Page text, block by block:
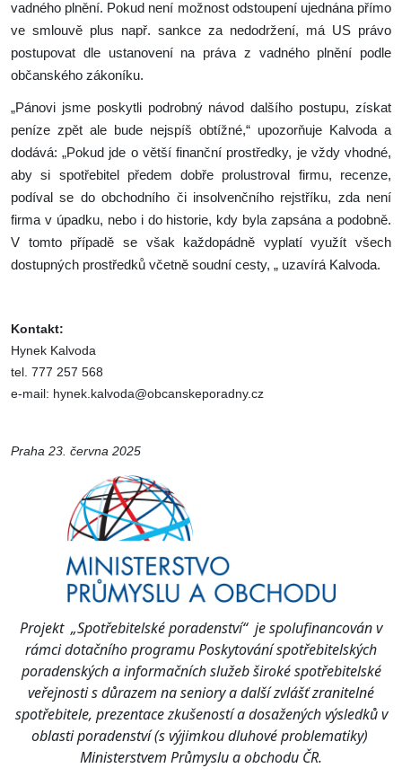
vadného plnění. Pokud není možnost odstoupení ujednána přímo
ve smlouvě plus např. sankce za nedodržení, má US právo
postupovat dle ustanovení na práva z vadného plnění podle
občanského zákoníku.
„Pánovi jsme poskytli podrobný návod dalšího postupu, získat
peníze zpět ale bude nejspíš obtížné,“ upozorňuje Kalvoda a
dodává: „Pokud jde o větší finanční prostředky, je vždy vhodné,
aby si spotřebitel předem dobře prolustroval firmu, recenze,
podíval se do obchodního či insolvenčního rejstříku, zda není
firma v úpadku, nebo i do historie, kdy byla zapsána a podobně.
V tomto případě se však každopádně vyplatí využít všech
dostupných prostředků včetně soudní cesty, „ uzavírá Kalvoda.
Kontakt:
Hynek Kalvoda
tel. 777 257 568
e-mail: hynek.kalvoda@obcanskeporadny.cz
Praha 23. června 2025
Projekt „Spotřebitelské poradenství“ je spolufinancován v
rámci dotačního programu Poskytování spotřebitelských
poradenských a informačních služeb široké spotřebitelské
veřejnosti s důrazem na seniory a další zvlášť zranitelné
spotřebitele, prezentace zkušeností a dosažených výsledků v
oblasti poradenství (s výjimkou dluhové problematiky)
Ministerstvem Průmyslu a obchodu ČR.